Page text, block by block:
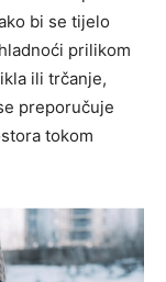
bi se tijelo
prilikom
ili trčanje,
preporučuje
tokom